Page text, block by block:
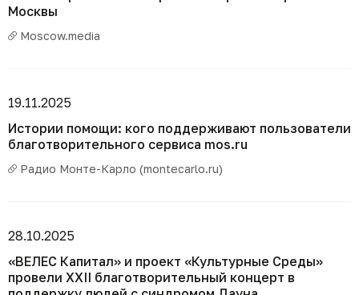
Москвы
Moscow.media
Истории помощи: кого поддерживают пользователи
благотворительного сервиса mos.ru
Радио Монте-Карло (montecarlo.ru)
19.11.2025
«ВЕЛЕС Капитал» и проект «Культурные Среды»
провели XXII благотворительный концерт в
28.10.2025